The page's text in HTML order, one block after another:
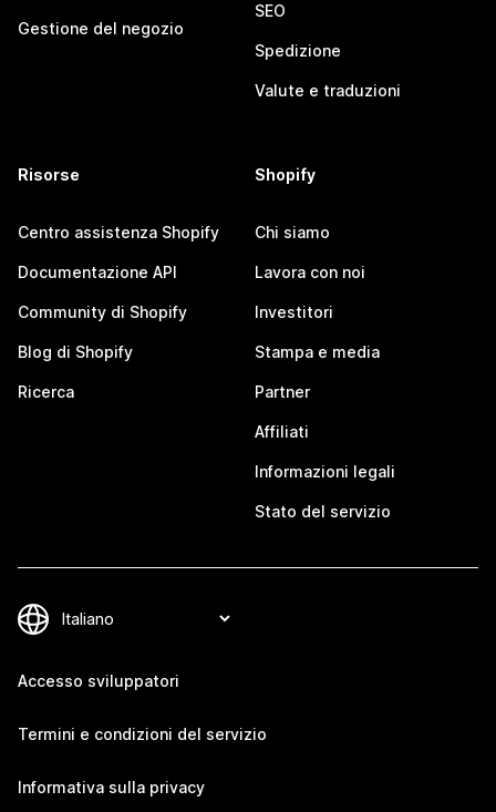
Gestione del negozio
SEO
Spedizione
Valute e traduzioni
Risorse
Centro assistenza Shopify
Documentazione API
Community di Shopify
Blog di Shopify
Ricerca
Shopify
Chi siamo
Lavora con noi
Investitori
Stampa e media
Partner
Affiliati
Informazioni legali
Stato del servizio
Accesso sviluppatori
Termini e condizioni del servizio
Informativa sulla privacy